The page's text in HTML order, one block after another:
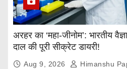
अरहर का ‘महा-जीनोम’: भारतीय
दाल की पूरी सीक्रेट डायरी!
Aug 9, 2026 Himanshu